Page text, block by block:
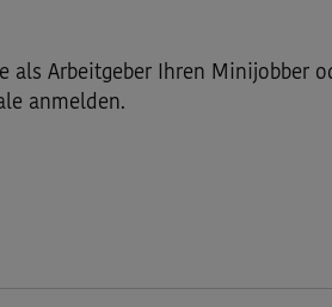
als Arbeitgeber Ihren Minijobber
anmelden.